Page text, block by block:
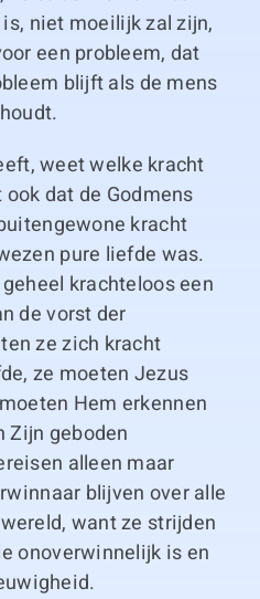
niet moeilijk zal zijn,
een probleem, dat
blijft als de mens
weet welke kracht
dat de Godmens
kracht
pure liefde was.
krachteloos een
de vorst der
ze zich kracht
ze moeten Jezus
Hem erkennen
Zijn geboden
alleen maar
blijven over alle
want ze strijden
onoverwinnelijk is en